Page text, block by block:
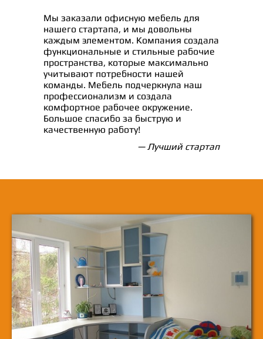
Мы заказали офисную мебель для
нашего стартапа, и мы довольны
каждым элементом. Компания создала
функциональные и стильные рабочие
пространства, которые максимально
учитывают потребности нашей
команды. Мебель подчеркнула наш
профессионализм и создала
комфортное рабочее окружение.
Большое спасибо за быструю и
качественную работу!
— Лучший стартап